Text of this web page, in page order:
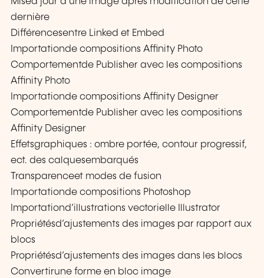
dernière
Différencesentre Linked et Embed
Importationde compositions Affinity Photo
Comportementde Publisher avec les compositions
Affinity Photo
Importationde compositions Affinity Designer
Comportementde Publisher avec les compositions
Affinity Designer
Effetsgraphiques : ombre portée, contour progressif,
ect. des calquesembarqués
Transparenceet modes de fusion
Importationde compositions Photoshop
Importationd’illustrations vectorielle Illustrator
Propriétésd’ajustements des images par rapport aux
blocs
Propriétésd’ajustements des images dans les blocs
Convertirune forme en bloc image